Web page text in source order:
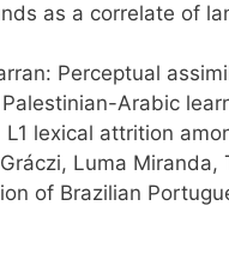
as a correlate of
Perceptual
Arabic
L1 lexical attrition
Luma
of Brazilian